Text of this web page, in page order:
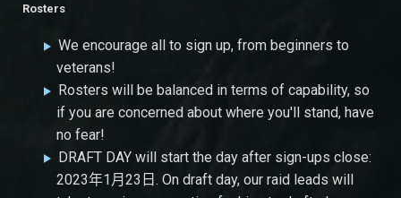
Rosters
We encourage all to sign up, from beginners to
veterans!
Rosters will be balanced in terms of capability, so
if you are concerned about where you'll stand, have
no fear!
DRAFT DAY will start the day after sign-ups close:
2023年1月23日. On draft day, our raid leads will